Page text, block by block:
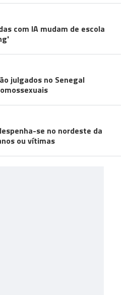
com IA mudam de escola
julgados no Senegal
se no nordeste da
ou vítimas